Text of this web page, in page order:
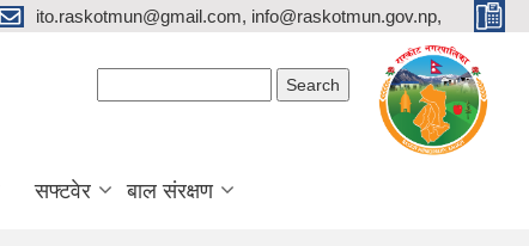
ito.raskotmun@gmail.com, info@raskotmun.gov.np,
सफ्टवेर बाल संरक्षण